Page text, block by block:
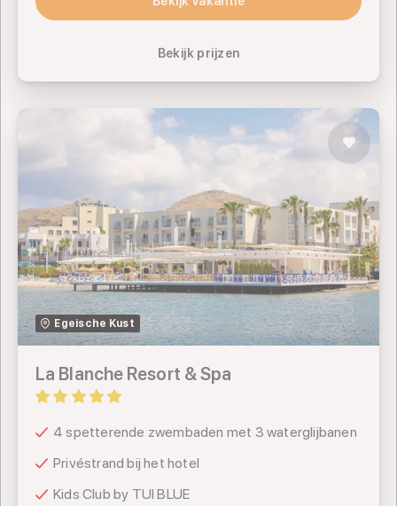
Bekijk prijzen
Bekijk vakantie
Egeische Kust
La Blanche Resort & Spa
4 spetterende zwembaden met 3 waterglijbanen
Privéstrand bij het hotel
Kids Club by TUI BLUE
La Blanche Resort & Spa
TUI
Prettig Reizen